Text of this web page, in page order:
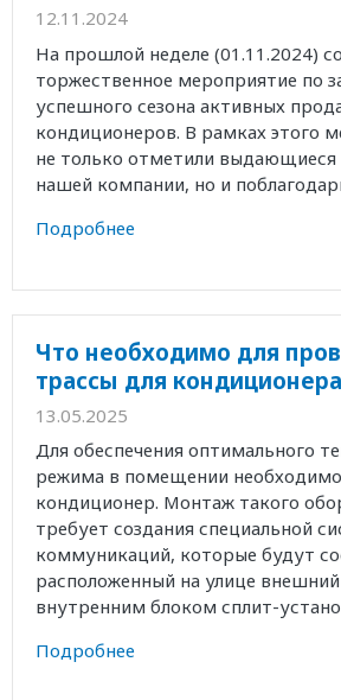
12.11.2024
На прошлой неделе (01.11.2024)
торжественное мероприятие по
успешного сезона активных
кондиционеров. В рамках этого
не только отметили выдающиеся
нашей компании, но и
Подробнее
Что необходимо для
трассы для кондиционера
13.05.2025
Для обеспечения оптимального
режима в помещении
кондиционер. Монтаж такого
требует создания специальной
коммуникаций, которые будут
расположенный на улице
внутренним блоком сплит-
Подробнее